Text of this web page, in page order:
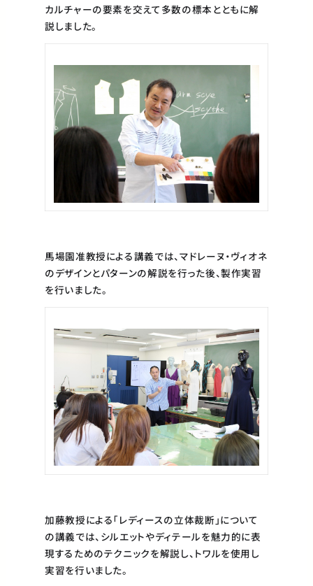
カルチャーの要素を交えて多数の標本とともに解
説しました。
馬場園准教授による講義では、マドレーヌ・ヴィオネ
のデザインとパターンの解説を行った後、製作実習
を行いました。
加藤教授による「レディースの立体裁断」について
の講義では、シルエットやディテールを魅力的に表
現するためのテクニックを解説し、トワルを使用し
実習を行いました。